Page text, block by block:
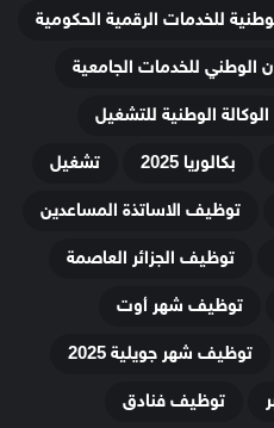
للخدمات الرقمية الحكومية
الوطني للخدمات الجامعية
الوكالة الوطنية للتشغيل
بكالوريا 2025
تشغيل
توظيف الاساتذة المساعدين
توظيف الجزائر العاصمة
توظيف شهر أوت
توظيف شهر جويلية 2025
توظيف فنادق